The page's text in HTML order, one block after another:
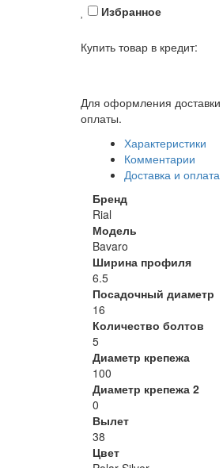
Избранное
Купить товар в кредит:
Для оформления доставки
оплаты.
Характеристики
Комментарии
Доставка и оплата
Бренд
Rial
Модель
Bavaro
Ширина профиля
6.5
Посадочный диаметр
16
Количество болтов
5
Диаметр крепежа
100
Диаметр крепежа 2
0
Вылет
38
Цвет